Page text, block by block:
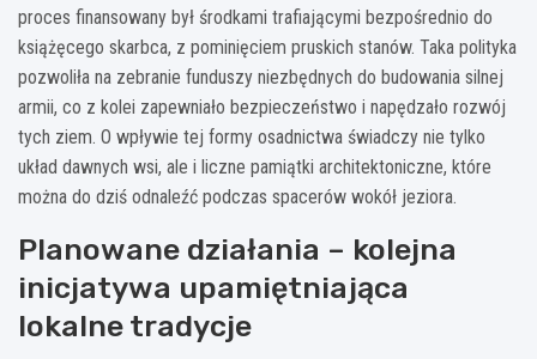
proces finansowany był środkami trafiającymi bezpośrednio do
książęcego skarbca, z pominięciem pruskich stanów. Taka polityka
pozwoliła na zebranie funduszy niezbędnych do budowania silnej
armii, co z kolei zapewniało bezpieczeństwo i napędzało rozwój
tych ziem. O wpływie tej formy osadnictwa świadczy nie tylko
układ dawnych wsi, ale i liczne pamiątki architektoniczne, które
można do dziś odnaleźć podczas spacerów wokół jeziora.
Planowane działania – kolejna
inicjatywa upamiętniająca
lokalne tradycje